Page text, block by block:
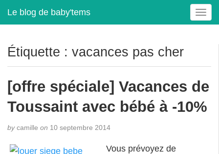
Le blog de baby'tems
T
o
e
a
v
i
Étiquette : vacances pas cher
[offre spéciale] Vacances de
Toussaint avec bébé à -10%
bycamille on 10 septembre 2014
Vous prévoyez de